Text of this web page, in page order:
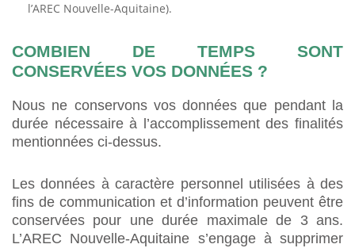
l’AREC Nouvelle-Aquitaine).
COMBIEN DE TEMPS SONT
CONSERVÉES VOS DONNÉES ?
Nous ne conservons vos données que pendant la
durée nécessaire à l’accomplissement des finalités
mentionnées ci-dessus.
Les données à caractère personnel utilisées à des
fins de communication et d’information peuvent être
conservées pour une durée maximale de 3 ans.
L’AREC Nouvelle-Aquitaine s’engage à supprimer